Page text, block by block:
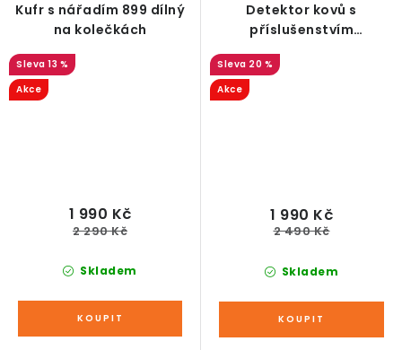
Kufr s nářadím 899 dílný
na kolečkách
13 %
Akce
Skladem
1 990 Kč
2 290 Kč
Detektor kovů s
příslušenstvím
vodotěsný
20 %
Akce
Skladem
1 990 Kč
2 490 Kč